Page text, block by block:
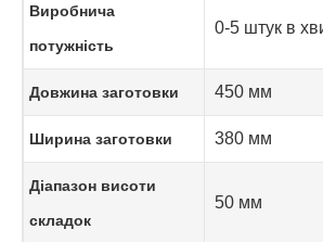
Виробнича
потужність
0-5 штук в
Довжина заготовки 450 мм
Ширина заготовки 380 мм
Діапазон висоти
складок
50 мм